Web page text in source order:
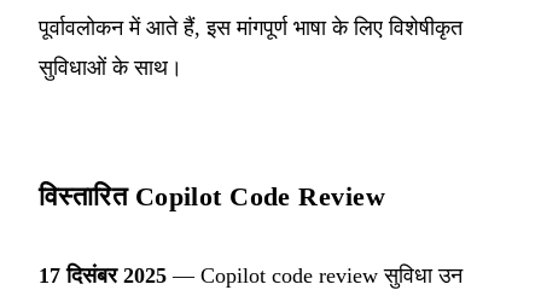
पूर्वावलोकन में आते हैं, इस मांगपूर्ण भाषा के लिए विशेषीकृत
सुविधाओं के साथ।
विस्तारित Copilot Code Review
17 दिसंबर 2025 — Copilot code review सुविधा उन